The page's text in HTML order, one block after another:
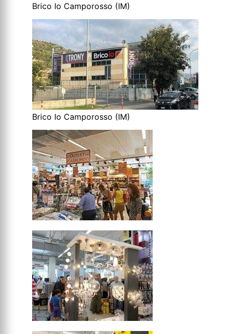
Brico Io Camporosso (IM)
Brico Io Camporosso (IM)